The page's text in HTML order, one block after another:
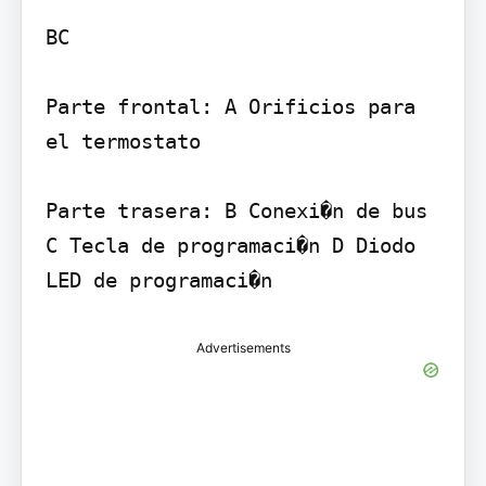
BC
Parte frontal: A Orificios para
el termostato
Parte trasera: B Conexi�n de bus
C Tecla de programaci�n D Diodo
Advertisements